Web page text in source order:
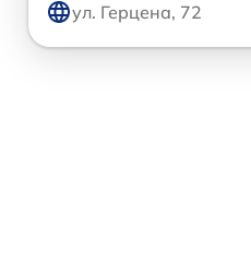
ул. Герцена, 72